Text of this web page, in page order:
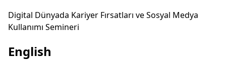
Digital Dünyada Kariyer Fırsatları ve Sosyal Medya
Kullanımı Semineri
English